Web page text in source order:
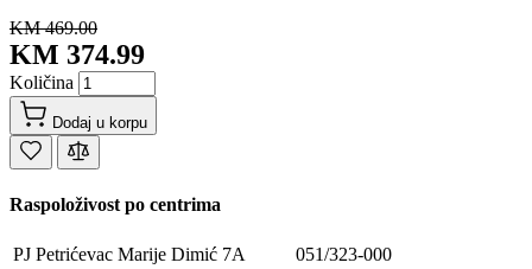
KM 469.00
KM 374.99
Količina
Dodaj u korpu
Raspoloživost po centrima
PJ Petrićevac Marije Dimić 7A
051/323-000